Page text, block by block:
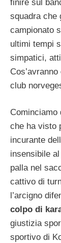
finire sul
squadra che
campionato
ultimi tempi
simpatici,
club
Cominciamo
che ha visto
incurante
insensibile
palla nel
cattivo di
l’arcigno
colpo di
giustizia
sportivo di